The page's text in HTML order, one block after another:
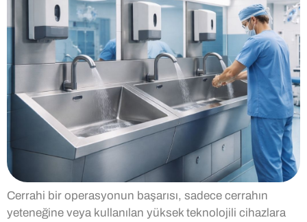
Cerrahi bir operasyonun başarısı, sadece cerrahın
yeteneğine veya kullanılan yüksek teknolojili cihazlara